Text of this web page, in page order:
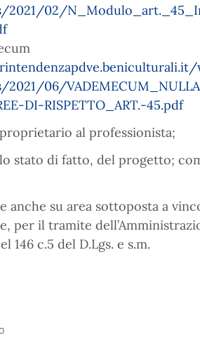
2021/02/
06/
DI-RISPETTO_ART.-45.pdf
proprietario al professionista;
stato di fatto, del progetto;
anche su area sottoposta a
per il tramite
146 c.5 del D.Lgs. e s.m.